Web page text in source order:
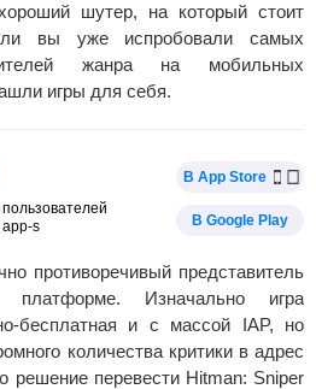
шутер, на который стоит
вы уже испробовали самых
жанра на мобильных
игры для себя.
app-s
В App Store
В Google Play
противоречивый представитель
Изначально игра
бесплатная и с массой IAP, но
количества критики в адрес
решение перевести Hitman: Sniper